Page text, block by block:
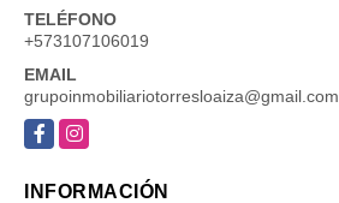
TELÉFONO
+573107106019
EMAIL
grupoinmobiliariotorresloaiza@gmail.com
FacebookInstagram
INFORMACIÓN